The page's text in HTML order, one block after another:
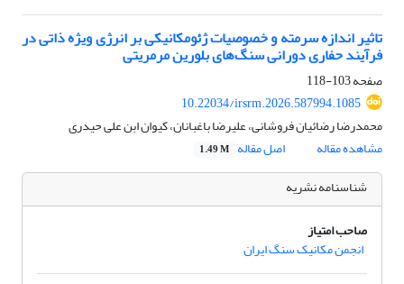
تاثیر اندازه سرمته و خصوصیات ژئومکانیکی بر انرژی ویژه ذاتی در
فرآیند حفاری دورانی سنگ‌های بلورین مرمریتی
صفحه103-118
10.22034/irsrm.2026.587994.1085
محمدرضا رضائیان فروشانی، علیرضا باغبانان، کیوان ابن علی حیدری
مشاهده مقاله
اصل مقاله 1.49 M
شناسنامه نشریه
صاحب امتیاز
انجمن مکانیک سنگ ایران